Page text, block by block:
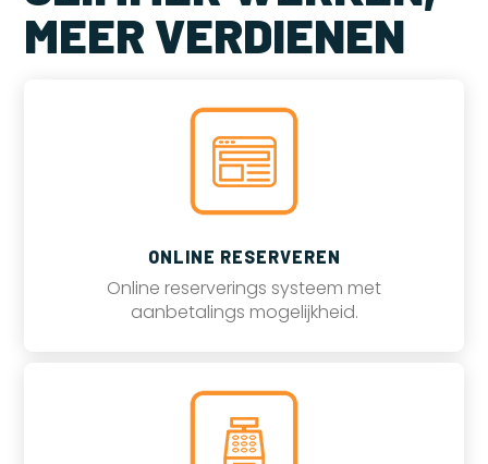
MEER VERDIENEN
ONLINE RESERVEREN
Online reserverings systeem met
aanbetalings mogelijkheid.